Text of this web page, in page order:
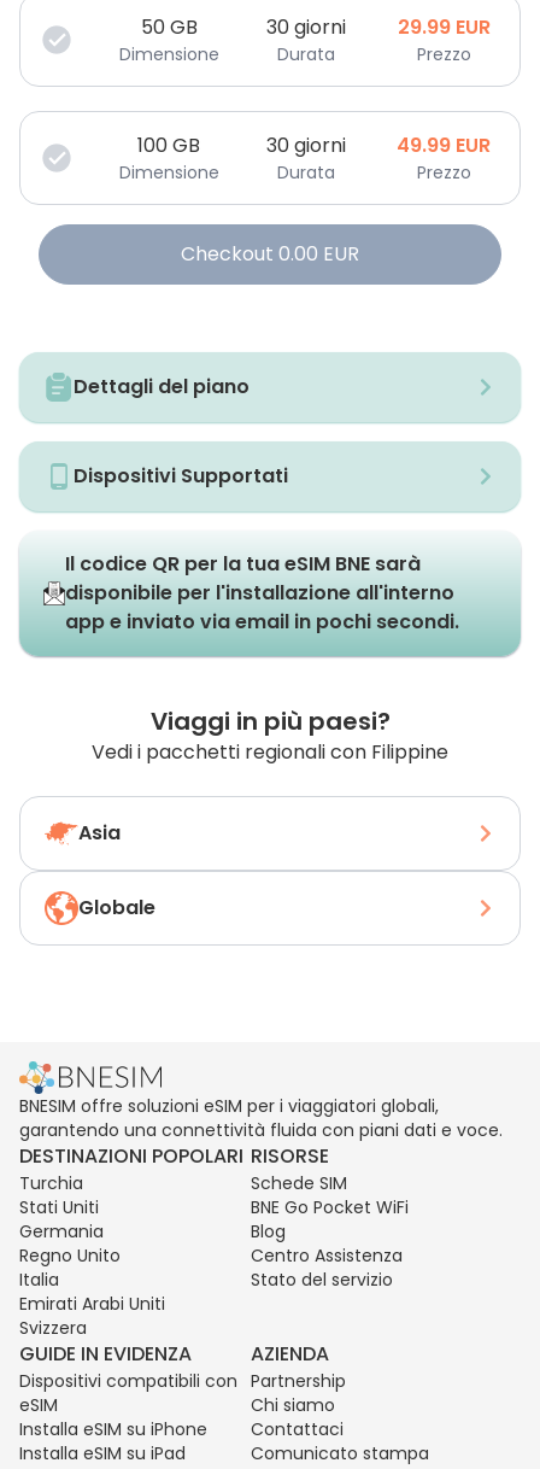
50GB
Dimensione
30 giorni
Durata
29.99 EUR
Prezzo
100GB
Dimensione
30 giorni
Durata
49.99 EUR
Prezzo
Checkout 0.00 EUR
Dettagli del piano
Dispositivi Supportati
Il codice QR per la tua eSIM BNE sarà
disponibile per l'installazione all'interno
app e inviato via email in pochi secondi.
Viaggi in più paesi?
Vedi i pacchetti regionali con Filippine
Asia
Globale
BNESIM offre soluzioni eSIM per i viaggiatori globali,
garantendo una connettività fluida con piani dati e voce.
DESTINAZIONI POPOLARI
Turchia
Stati Uniti
Germania
Regno Unito
Italia
Emirati Arabi Uniti
Svizzera
RISORSE
Schede SIM
BNE Go Pocket WiFi
Blog
Centro Assistenza
Stato del servizio
GUIDE IN EVIDENZA
Dispositivi compatibili con
eSIM
Installa eSIM su iPhone
Installa eSIM su iPad
AZIENDA
Partnership
Chi siamo
Contattaci
Comunicato stampa